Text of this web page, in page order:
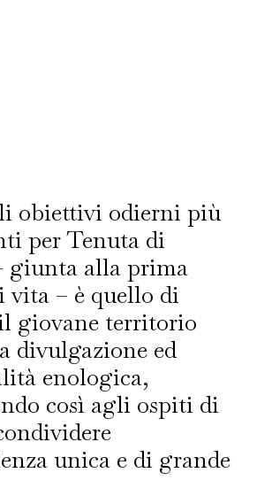
obiettivi odierni più
per Tenuta di
giunta alla prima
vita – è quello di
giovane territorio
divulgazione ed
enologica,
così agli ospiti di
unica e di grande